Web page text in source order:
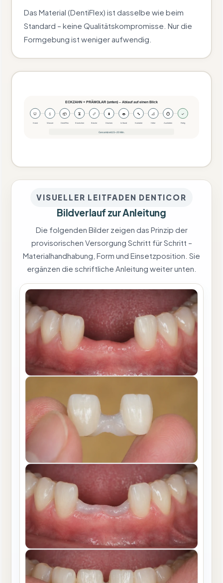
Das Material (DentiFlex) ist dasselbe wie beim
Standard – keine Qualitätskompromisse. Nur die
Formgebung ist weniger aufwendig.
ECKZAHN + PRÄMOLAR (unten) – Ablauf auf einen Blick
🦷
Krone
💧
Wasser
📦
DentiFlex
⏳
Erweichen
📏
Brücke
⬇️
Drücken
👄
In Mund
🔧
Kontakte
📐
Höhe
⏱
Aushärten
✓
Fertig
Gesamtzeit: 15–20 Min.
VISUELLER LEITFADEN DENTICOR
Bildverlauf zur Anleitung
Die folgenden Bilder zeigen das Prinzip der
provisorischen Versorgung Schritt für Schritt –
Materialhandhabung, Form und Einsetzposition. Sie
ergänzen die schriftliche Anleitung weiter unten.